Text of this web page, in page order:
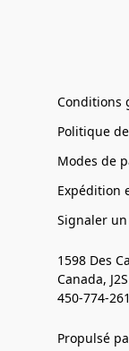
Conditions
Politique
Modes de
Expédition
Signaler
1598 Des
Canada,
450-774-
Propulsé